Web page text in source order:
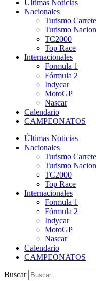
Últimas Noticias
Nacionales
Turismo
Turismo
TC2000
Top Race
Internacionales
Formula 1
Fórmula 2
Indycar
MotoGP
Nascar
Calendario
CAMPEONATOS
Últimas Noticias
Nacionales
Turismo
Turismo
TC2000
Top Race
Internacionales
Formula 1
Fórmula 2
Indycar
MotoGP
Nascar
Calendario
CAMPEONATOS
Buscar